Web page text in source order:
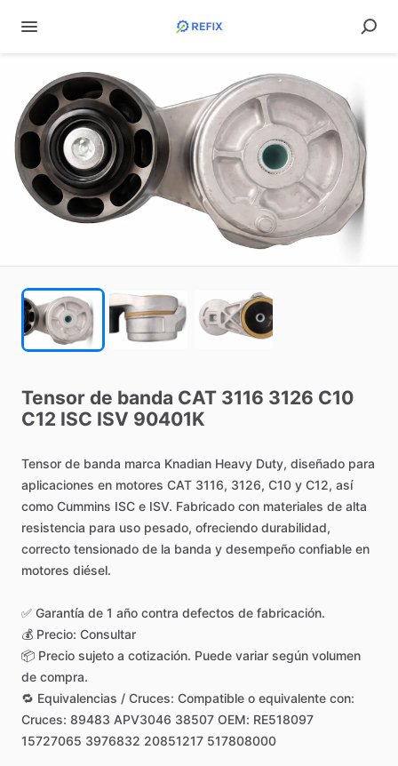
Tensor de banda CAT 3116 3126 C10
C12 ISC ISV 90401K
Tensor de banda marca Knadian Heavy Duty, diseñado para
aplicaciones en motores CAT 3116, 3126, C10 y C12, así
como Cummins ISC e ISV. Fabricado con materiales de alta
resistencia para uso pesado, ofreciendo durabilidad,
correcto tensionado de la banda y desempeño confiable en
motores diésel.
✅ Garantía de 1 año contra defectos de fabricación.
💰 Precio: Consultar
📦 Precio sujeto a cotización. Puede variar según volumen
de compra.
🔁 Equivalencias ​/​ Cruces: Compatible o equivalente con:
Cruces: 89483 APV3046 38507 OEM: RE518097
15727065 3976832 20851217 517808000